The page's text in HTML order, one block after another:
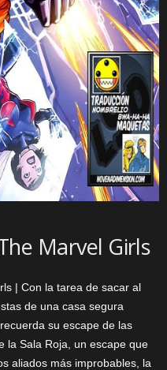
Marvel Girls
| Con la tarea de sacar al
de una casa segura
su escape de las
la Sala Roja, un escape que
aliados más improbables, la